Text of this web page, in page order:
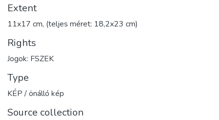
Extent
11x17 cm, (teljes méret: 18,2x23 cm)
Rights
Jogok: FSZEK
Type
KÉP / önálló kép
Source collection